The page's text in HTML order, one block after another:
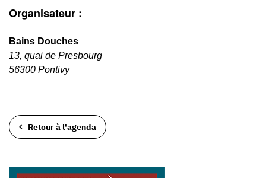
Organisateur :
Bains Douches
13, quai de Presbourg
56300 Pontivy
Retour à l'agenda